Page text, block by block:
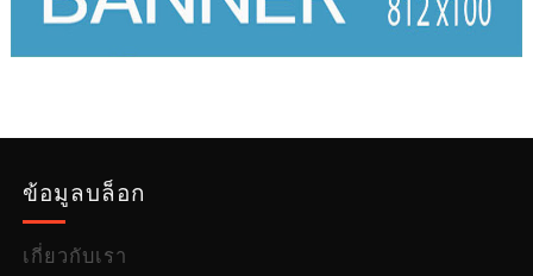
ข้อมูลบล็อก
เกี่ยวกับเรา